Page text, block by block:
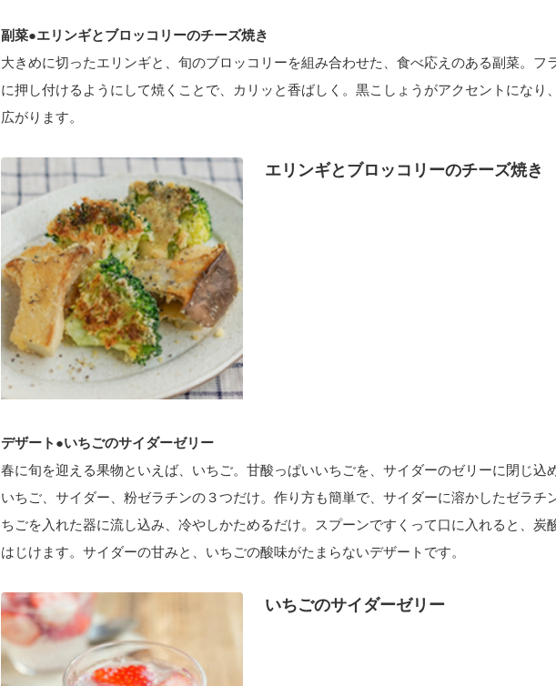
副菜●エリンギとブロッコリーのチーズ焼き
大きめに切ったエリンギと、旬のブロッコリーを組み合わせた、食べ応えのある副菜。フ
に押し付けるようにして焼くことで、カリッと香ばしく。黒こしょうがアクセントになり
広がります。
エリンギとブロッコリーのチーズ焼き
デザート●いちごのサイダーゼリー
春に旬を迎える果物といえば、いちご。甘酸っぱいいちごを、サイダーのゼリーに閉じ込
いちご、サイダー、粉ゼラチンの３つだけ。作り方も簡単で、サイダーに溶かしたゼラチ
ちごを入れた器に流し込み、冷やしかためるだけ。スプーンですくって口に入れると、炭
はじけます。サイダーの甘みと、いちごの酸味がたまらないデザートです。
いちごのサイダーゼリー